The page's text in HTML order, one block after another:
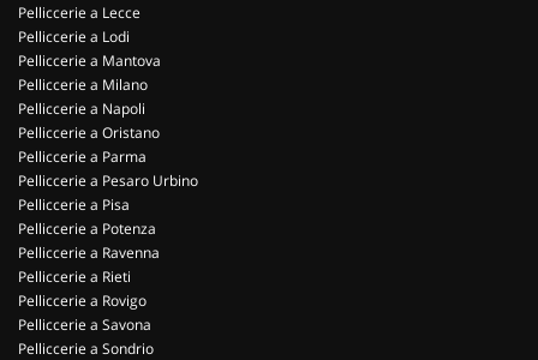
Pelliccerie a Lecce
Pelliccerie a Lodi
Pelliccerie a Mantova
Pelliccerie a Milano
Pelliccerie a Napoli
Pelliccerie a Oristano
Pelliccerie a Parma
Pelliccerie a Pesaro Urbino
Pelliccerie a Pisa
Pelliccerie a Potenza
Pelliccerie a Ravenna
Pelliccerie a Rieti
Pelliccerie a Rovigo
Pelliccerie a Savona
Pelliccerie a Sondrio